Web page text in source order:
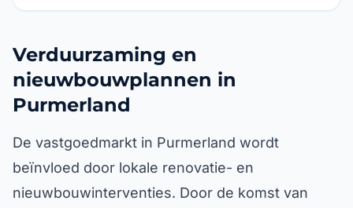
Verduurzaming en
nieuwbouwplannen in
Purmerland
De vastgoedmarkt in Purmerland wordt
beïnvloed door lokale renovatie- en
nieuwbouwinterventies. Door de komst van